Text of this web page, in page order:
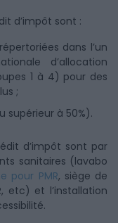
d’impôt sont :
dans l’un
d’allocation
1 à 4) pour des
;
supérieur à 50%).
d’impôt sont par
sanitaires (lavabo
pour PMR, siège de
etc) et l’installation